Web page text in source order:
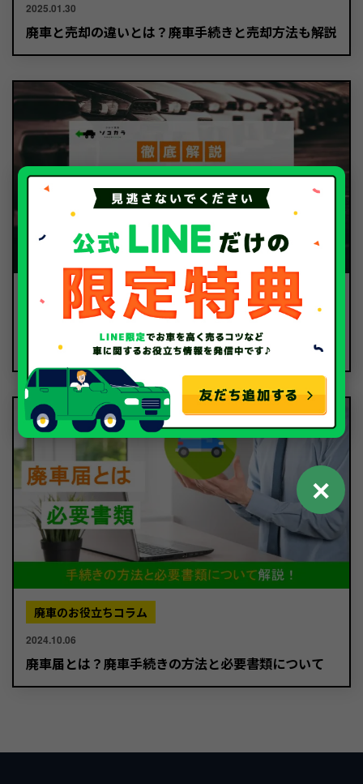
2025.01.30
廃車と売却の違いとは？廃車手続きと売却方法も解説
廃車のお役立ちコラム
2025.01.31
廃車の条件は？修理と廃車の判断基準について解説！
廃車のお役立ちコラム
2024.10.06
廃車届とは？廃車手続きの方法と必要書類について
✕